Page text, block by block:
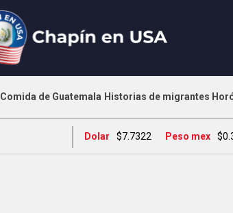
Comida de Guatemala Historias de migrantes
Dolar $7.7322 Peso mex